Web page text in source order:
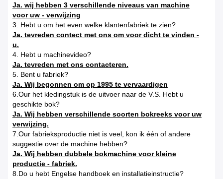
Ja. wij hebben 3 verschillende niveaus van machine
voor uw - verwijzing
3. Hebt u om het even welke klantenfabriek te zien?
Ja. tevreden contect met ons om voor dicht te vinden -
u.
4. Hebt u machinevideo?
Ja. tevreden met ons contacteren.
5. Bent u fabriek?
Ja. Wij begonnen om op 1995 te vervaardigen
6.Our het kledingstuk is de uitvoer naar de V.S. Hebt u
geschikte bok?
Ja. Wij hebben verschillende soorten bokreeks voor uw
verwijzing.
7.Our fabrieksproductie niet is veel, kon ik één of andere
suggestie over de machine hebben?
Ja. Wij hebben dubbele bokmachine voor kleine
productie - fabriek.
8.Do u hebt Engelse handboek en installatieinstructie?